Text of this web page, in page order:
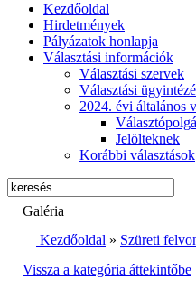
Kezdőoldal
Hirdetmények
Pályázatok honlapja
Választási információk
Választási szervek
Választási
2024. évi általános
Jelölteknek
Korábbi választások
Galéria
Kezdőoldal » Szüreti
Vissza a kategória áttekintőbe